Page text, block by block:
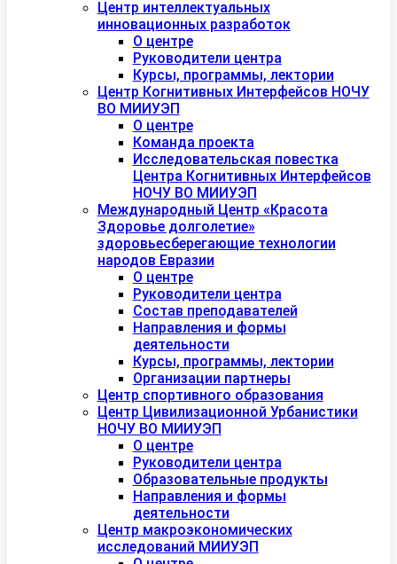
Центр интеллектуальных
инновационных разработок
О центре
Руководители центра
Курсы, программы, лектории
Центр Когнитивных Интерфейсов НОЧУ
ВО МИИУЭП
О центре
Команда проекта
Исследовательская повестка
Центра Когнитивных Интерфейсов
НОЧУ ВО МИИУЭП
Международный Центр «Красота
Здоровье долголетие»
здоровьесберегающие технологии
народов Евразии
О центре
Руководители центра
Состав преподавателей
Направления и формы
деятельности
Курсы, программы, лектории
Организации партнеры
Центр спортивного образования
Центр Цивилизационной Урбанистики
НОЧУ ВО МИИУЭП
О центре
Руководители центра
Образовательные продукты
Направления и формы
деятельности
Центр макроэкономических
исследований МИИУЭП